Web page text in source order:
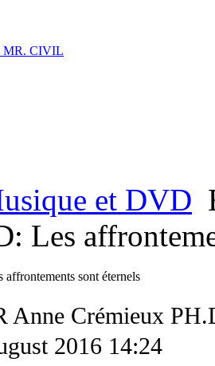
MR. CIVIL
et DVD
Les
sont éternels
Anne Crémieux
2016 14:24